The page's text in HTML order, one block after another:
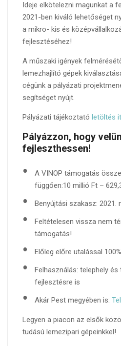
Termékeink
Használt gépek
Videók
Árajánlat
Kapcsolat
Ideje elkötelezni magunkat a
2021-ben kiváló lehetőséget
a mikro- kis és
fejlesztéséhez!
A műszaki igények
lemezhajlító gépek
cégünk a pályázati
segítséget nyújt.
Pályázati tájékoztató letöltés
Pályázzon, hogy
fejleszthessen!
A VINOP támogatás
függően:10 millió Ft –
Benyújtási szakasz: 2021.
Feltételesen vissza nem
támogatás!
Előleg előre utalással 100%
Felhasználás: telephely
fejlesztésre is
Akár Pest megyében is:
Legyen a piacon az elsők
tudású lemezipari gépeinkkel!